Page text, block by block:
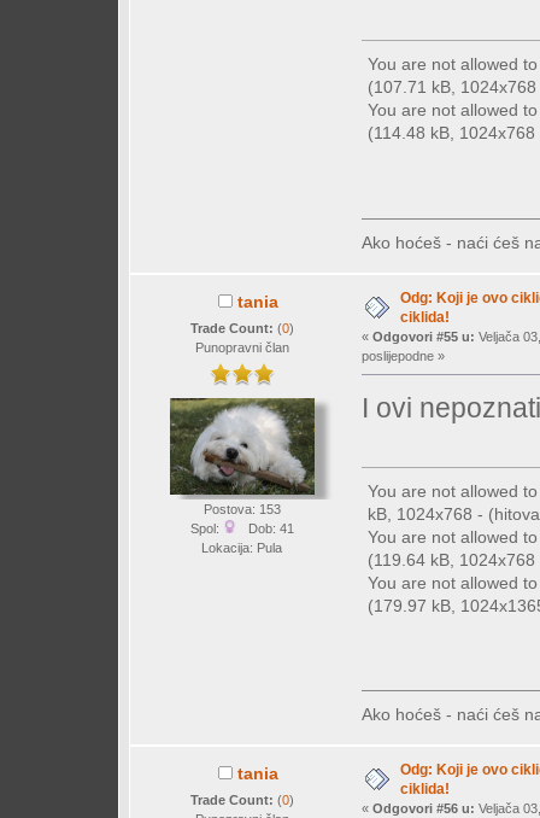
You are not allowed
(107.71 kB,
You are not allowed
(114.48 kB,
Ako hoćeš - naći ćeš
tania
Trade Count: (0)
Punopravni član
Postova: 153
Spol:
Dob: 41
Lokacija: Pula
Odg: Koji je ovo
ciklida!
« Odgovori #55 u: Veljača
poslijepodne »
I ovi
You are not allowed
kB, 1024x768 -
You are not allowed
(119.64 kB,
You are not allowed
(179.97 kB,
Ako hoćeš - naći ćeš
tania
Trade Count: (0)
Odg: Koji je ovo
ciklida!
« Odgovori #56 u: Veljača